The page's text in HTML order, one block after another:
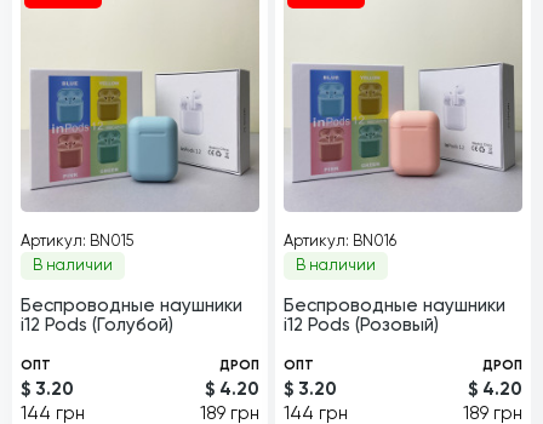
Артикул: BN015
В наличии
Беспроводные наушники
i12 Pods (Голубой)
ОПТ
$ 3.20
144 грн
ДРОП
$ 4.20
189 грн
Артикул: BN016
В наличии
Беспроводные наушники
i12 Pods (Розовый)
ОПТ
$ 3.20
144 грн
ДРОП
$ 4.20
189 грн